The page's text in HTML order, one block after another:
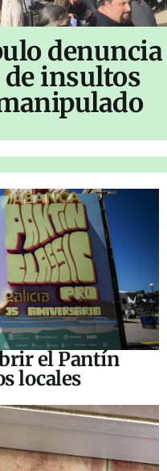
denuncia
insultos
el Pantín
locales